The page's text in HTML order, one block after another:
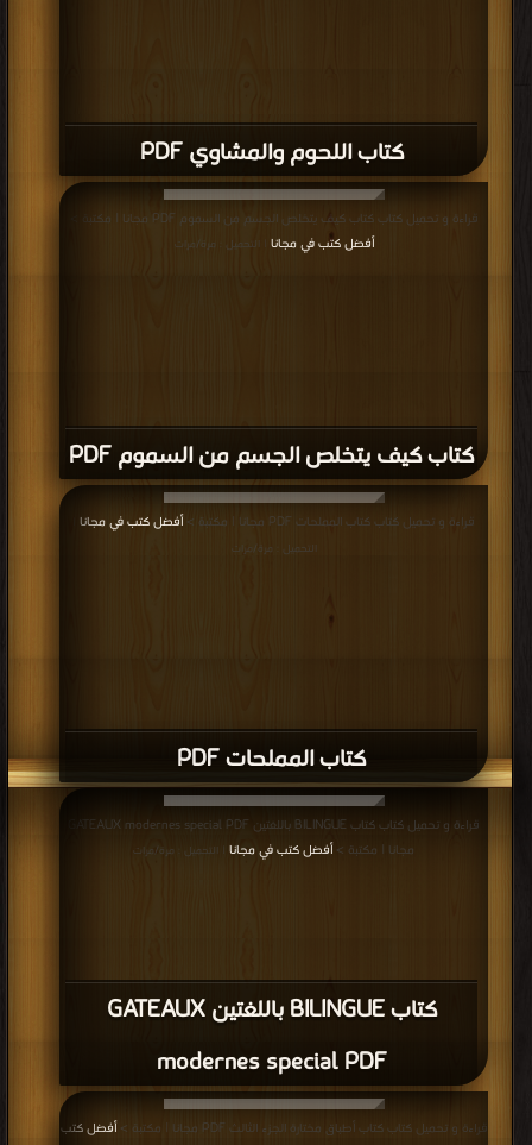
كتاب اللحوم والمشاوي PDF
كتاب كيف يتخلص الجسم من السموم PDF
قراءة و تحميل كتاب كتاب كيف يتخلص الجسم من السموم PDF مجانا | مكتبة >
أفضل كتب في مجانا | التحميل : مرة/مرات
كتاب المملحات PDF
قراءة و تحميل كتاب كتاب المملحات PDF مجانا | مكتبة > أفضل كتب في مجانا
التحميل : مرة/مرات
كتاب BILINGUE باللغتين GATEAUX
modernes special PDF
قراءة و تحميل كتاب كتاب BILINGUE باللغتين GATEAUX modernes special PDF
مجانا | مكتبة >أفضل كتب في مجانا | التحميل : مرة/مرات
قراءة و تحميل كتاب كتاب أطباق مختارة الجزء الثالث PDF مجانا | مكتبة >
أفضل كتب